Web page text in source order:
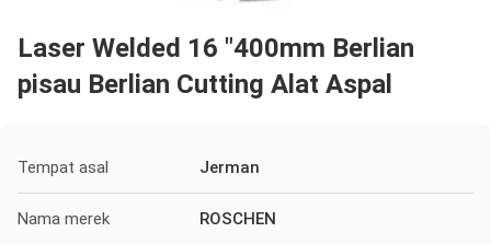
Laser Welded 16 "400mm Berlian
pisau Berlian Cutting Alat Aspal
Tempat asal Jerman
Nama merek ROSCHEN